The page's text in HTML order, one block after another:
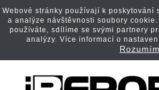
Webové stránky používají k poskytování
a analýze návštěvnosti soubory
používáte, sdílíme se svými partnery
analýzy. Více informací o
Rozumím